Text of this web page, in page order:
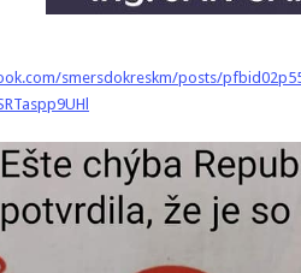
smersdokreskm/posts/